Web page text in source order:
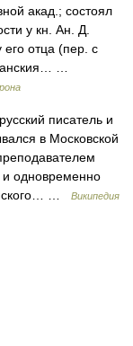
акад.; состоял
у кн. Ан. Д.
отца (пер. с
…
писатель и
в Московской
и одновременно
…
Википедия